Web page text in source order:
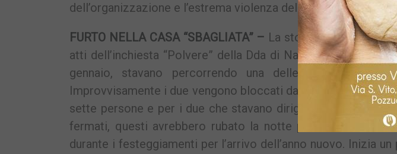
dell’organizzazione e l’estrema violenza del clan.
FURTO NELLA CASA “SBAGLIATA” – La storia risale al
atti dell’inchiesta “Polvere” della Dda di Napoli. Due
gennaio, stavano percorrendo una delle stradine che
Improvvisamente i due vengono bloccati da due auto che si
sette persone e per i due che stavano dirigendosi a Quarto
fermati, questi avrebbero rubato la notte precedente
durante i festeggiamenti per l’arrivo dell’anno nuovo. Inizia